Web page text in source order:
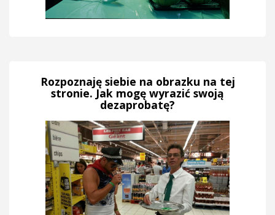
Rozpoznaję siebie na obrazku na tej
stronie. Jak mogę wyrazić swoją
dezaprobatę?